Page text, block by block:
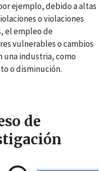
ejemplo, debido a altas
o violaciones
el empleo de
vulnerables o cambios
una industria, como
o disminución.
de